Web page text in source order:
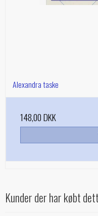
Alexandra taske
148,00 DKK
Kunder der har købt